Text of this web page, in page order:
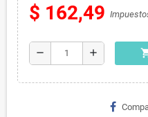
$ 162,49
remove add